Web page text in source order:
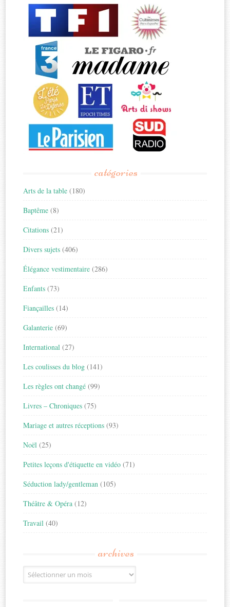
catégories
Arts de la table (180)
Baptême (8)
Citations (21)
Divers sujets (406)
Élégance vestimentaire (286)
Enfants (73)
Fiançailles (14)
Galanterie (69)
International (27)
Les coulisses du blog (141)
Les règles ont changé (99)
Livres – Chroniques (75)
Mariage et autres réceptions (93)
Noël (25)
Petites leçons d'étiquette en vidéo (71)
Séduction lady/gentleman (105)
Théâtre & Opéra (12)
Travail (40)
archives
Archives